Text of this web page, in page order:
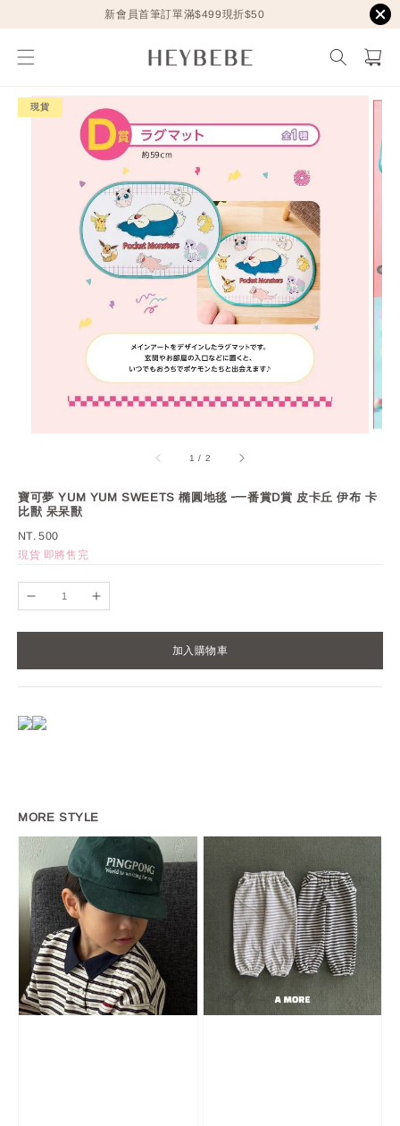
新會員首筆訂單滿$499現折$50
1 / 2
現貨
寶可夢 YUM YUM SWEETS 橢圓地毯╶一番賞D賞 皮卡丘 伊布 卡
比獸 呆呆獸
Regular
price
NT. 500
現貨 即將售完
加入購物車
MORE STYLE